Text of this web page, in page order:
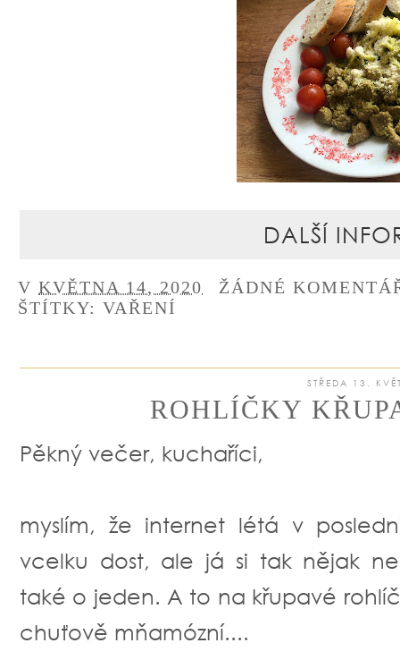
DALŠÍ
V KVĚTNA 14, 2020
ŽÁDNÉ
ŠTÍTKY: VAŘENÍ
STŘEDA 13.
ROHLÍČKY
Pěkný večer, kuchaříci,
myslím, že internet létá v
vcelku dost, ale já si tak nějak
také o jeden. A to na křupavé
chuťově mňamózní....